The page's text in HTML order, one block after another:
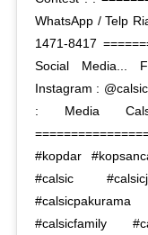
WhatsApp / Telp
1471-8417
Social Media...
Instagram :
: Media
#kopdar
#calsic
#calsicfamily